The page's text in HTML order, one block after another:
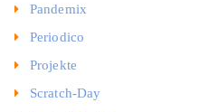
Pandemix
Periodico
Projekte
Scratch-Day